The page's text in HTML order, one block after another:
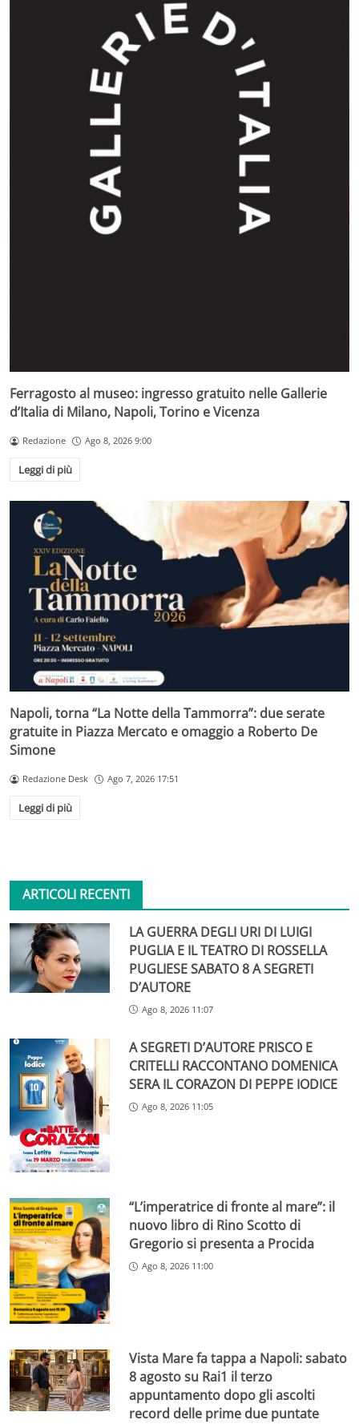
Ferragosto al museo: ingresso gratuito nelle Gallerie
d’Italia di Milano, Napoli, Torino e Vicenza
Redazione Ago 8, 2026 9:00
Leggi di più
Napoli, torna “La Notte della Tammorra”: due serate
gratuite in Piazza Mercato e omaggio a Roberto De
Simone
Redazione Desk Ago 7, 2026 17:51
Leggi di più
ARTICOLI RECENTI
LA GUERRA DEGLI URI DI LUIGI
PUGLIA E IL TEATRO DI ROSSELLA
PUGLIESE SABATO 8 A SEGRETI
D’AUTORE
Ago 8, 2026 11:07
A SEGRETI D’AUTORE PRISCO E
CRITELLI RACCONTANO DOMENICA
SERA IL CORAZON DI PEPPE IODICE
Ago 8, 2026 11:05
“L’imperatrice di fronte al mare”: il
nuovo libro di Rino Scotto di
Gregorio si presenta a Procida
Ago 8, 2026 11:00
Vista Mare fa tappa a Napoli: sabato
8 agosto su Rai1 il terzo
appuntamento dopo gli ascolti
record delle prime due puntate